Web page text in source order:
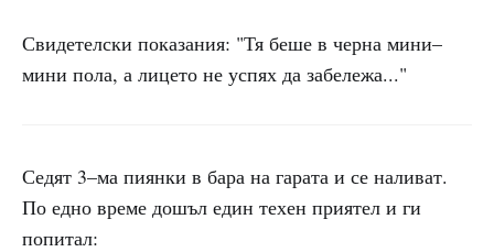
Свидетелски показания: "Тя беше в черна мини–
мини пола, а лицето не успях да забележа..."
Седят 3–ма пиянки в бара на гарата и се наливат.
По едно време дошъл един техен приятел и ги
попитал: